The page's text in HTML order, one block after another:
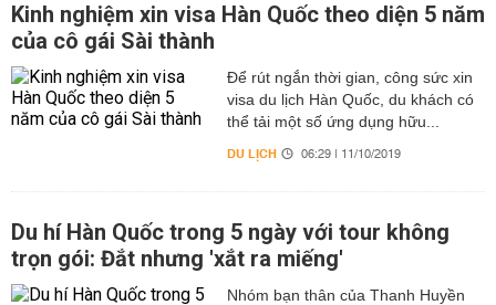
Kinh nghiệm xin visa Hàn Quốc theo diện 5 năm
của cô gái Sài thành
Để rút ngắn thời gian, công sức xin
visa du lịch Hàn Quốc, du khách có
thể tải một số ứng dụng hữu...
DU LỊCH 06:29 | 11/10/2019
Du hí Hàn Quốc trong 5 ngày với tour không
trọn gói: Đắt nhưng 'xắt ra miếng'
Nhóm bạn thân của Thanh Huyền